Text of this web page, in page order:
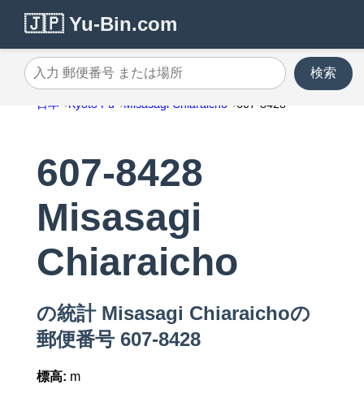
🇯🇵 Yu-Bin.com
入力 郵便番号 または場所
検索
日本 Kyoto Fu Misasagi Chiaraicho 607-8428
607-8428
Misasagi
Chiaraicho
の統計 Misasagi Chiaraichoの
郵便番号 607-8428
標高: m